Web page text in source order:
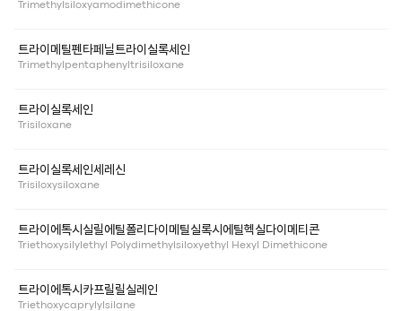
Trimethylsiloxyamodimethicone
트라이메틸펜타페닐트라이실록세인
Trimethylpentaphenyltrisiloxane
트라이실록세인
Trisiloxane
트라이실록세인세레신
Trisiloxysiloxane
트라이에톡시실릴에틸폴리다이메틸실록시에틸헥실다이메티콘
Triethoxysilylethyl Polydimethylsiloxyethyl Hexyl Dimethicone
트라이에톡시카프릴릴실레인
Triethoxycaprylylsilane